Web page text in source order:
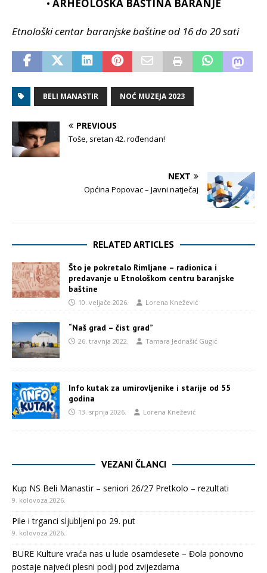
• ARHEOLOŠKA BAŠTINA BARANJE
Etnološki centar baranjske baštine od 16 do 20 sati
BELI MANASTIR NOĆ MUZEJA 2023
PREVIOUS
Toše, sretan 42. rođendan!
NEXT
Općina Popovac – Javni natječaj
RELATED ARTICLES
Što je pokretalo Rimljane – radionica i
predavanje u Etnološkom centru baranjske
baštine
10. veljače 2026. Lorena Knežević
“Naš grad – čist grad”
26. travnja 2022. Tamara Jednašić Gugić
Info kutak za umirovljenike i starije od 55
godina
13. srpnja 2026. Lorena Knežević
VEZANI ČLANCI
Kup NS Beli Manastir – seniori 26/27 Pretkolo – rezultati
9. kolovoza 2026.
Pile i trganci sljubljeni po 29. put
9. kolovoza 2026.
BURE Kulture vraća nas u lude osamdesete – Đola ponovno
postaje najveći plesni podij pod zvijezdama